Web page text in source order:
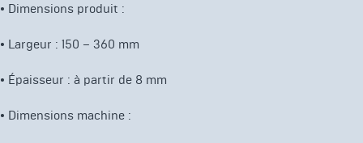
• Dimensions produit :
• Largeur : 150 – 360 mm
• Épaisseur : à partir de 8 mm
• Dimensions machine :